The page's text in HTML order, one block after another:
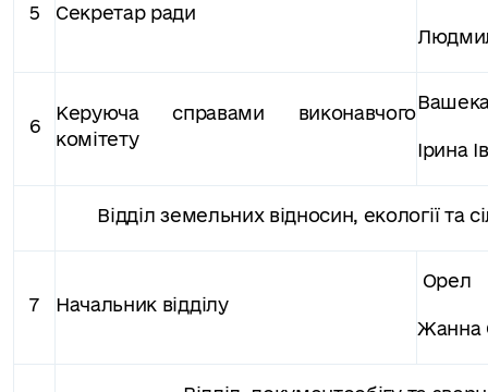
5 Секретар ради
6
Керуюча справами виконавчого
комітету
Ірина
Відділ земельних відносин, екології та
7 Начальник відділу
Орел
Жанна